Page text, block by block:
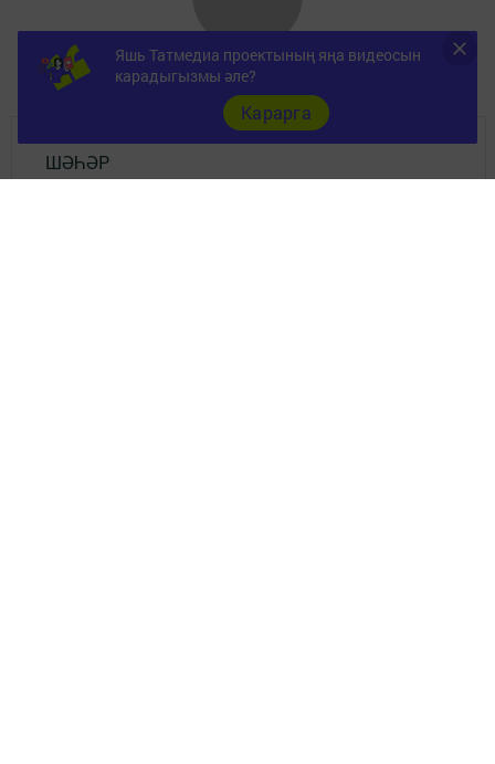
ШӘҺӘР
Яшь Татмедиа проектының яңа видеосын
карадыгызмы әле?
Карарга